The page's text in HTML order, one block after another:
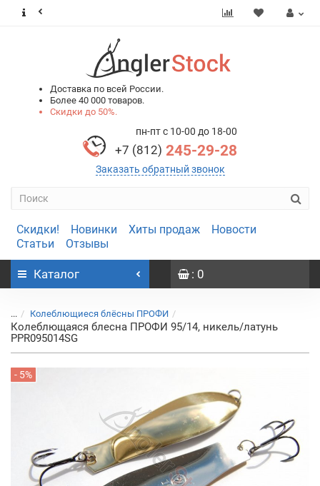
Доставка по всей России.
Более 40 000 товаров.
Скидки до 50%.
пн-пт с 10-00 до 18-00
+7 (812) 245-29-28
Заказать обратный звонок
Скидки! Новинки Хиты продаж
Новости
Статьи
Отзывы
Каталог : 0
... Колеблющиеся блёсны ПРОФИ
Колеблющаяся блесна ПРОФИ 95/14, никель/латунь
PPR095014SG
- 5%